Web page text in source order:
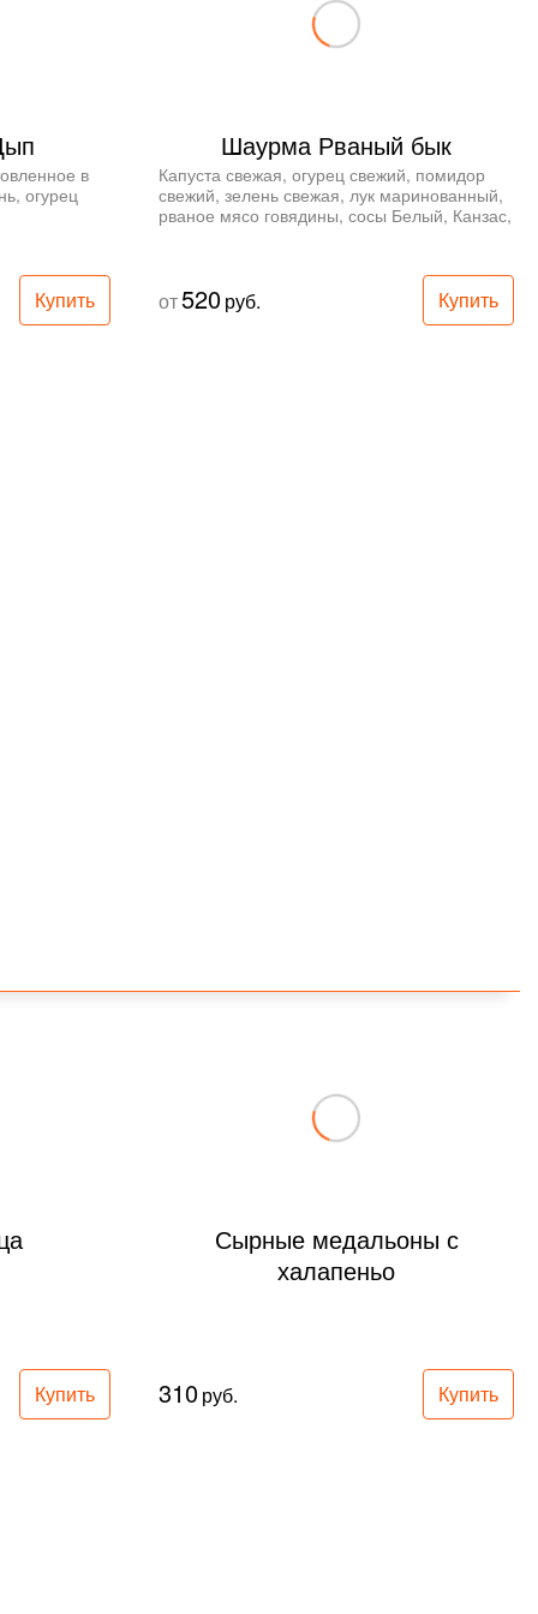
в
огурец
Купить
Шаурма Рваный бык
Капуста свежая, огурец свежий, помидор
свежий, зелень свежая, лук маринованный,
рваное мясо говядины, сосы Белый, Канзас,
от520руб. Купить
Купить
Сырные медальоны с
халапеньо
310руб. Купить